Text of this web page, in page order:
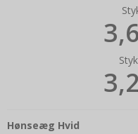
Hønseæg Hvid